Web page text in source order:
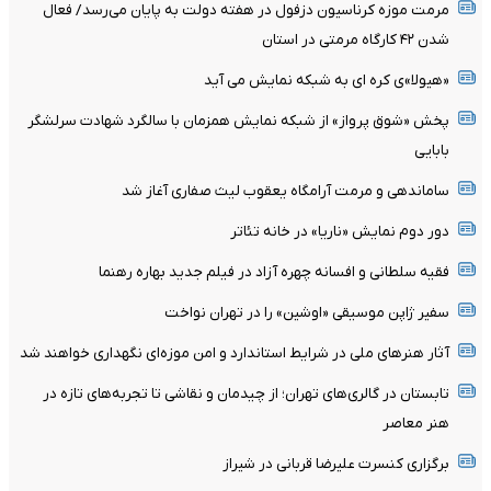
مرمت موزه کرناسیون دزفول در هفته دولت به پایان می‌رسد/ فعال
شدن ۴۲ کارگاه مرمتی در استان
«هیولا»ی کره ای به شبکه نمایش می آید
پخش «شوق پرواز» از شبکه نمایش همزمان با سالگرد شهادت سرلشگر
بابایی
ساماندهی و مرمت آرامگاه یعقوب لیث صفاری آغاز شد
دور دوم نمایش «ناریا» در خانه تئاتر
فقیه سلطانی و افسانه چهره آزاد در فیلم جدید بهاره رهنما
سفیر ژاپن موسیقی «اوشین» را در تهران نواخت
آثار هنرهای ملی در شرایط استاندارد و امن موزه‌ای نگهداری خواهند شد
تابستان در گالری‌های تهران؛ از چیدمان و نقاشی تا تجربه‌های تازه در
هنر معاصر
برگزاری کنسرت علیرضا قربانی در شیراز